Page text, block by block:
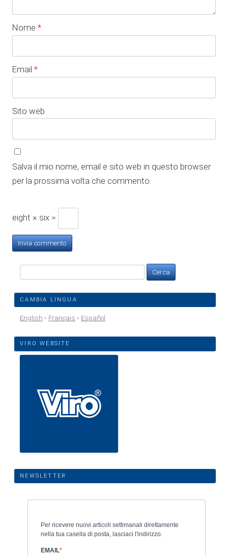
Nome *
Email *
Sito web
Salva il mio nome, email e sito web in questo browser
per la prossima volta che commento.
eight × six =
per:
CAMBIA LINGUA
English Français Español
VIRO WEBSITE
NEWSLETTER